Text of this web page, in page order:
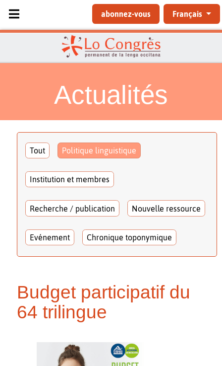
Sélectionnez votre langue
abonnez-vous Français
Actualités
Tout Politique linguistique
Institution et membres
Recherche / publication Nouvelle ressource
Evénement Chronique toponymique
Budget participatif du
64 trilingue